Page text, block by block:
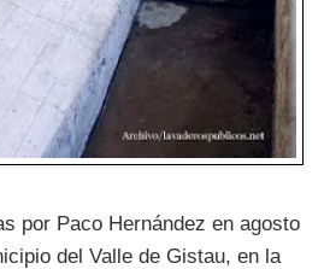
por Paco Hernández en agosto
del Valle de Gistau, en la